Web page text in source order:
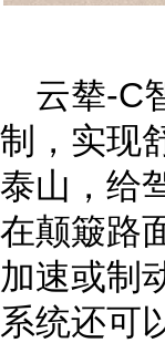
云辇-C
制，实现
泰山，给
在颠簸路
加速或制
系统还可